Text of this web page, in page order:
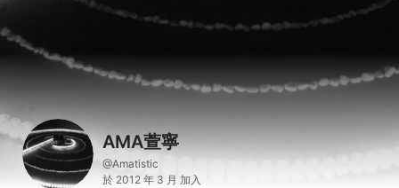
AMA萱寧
@Amatistic
於 2012 年 3 月 加入